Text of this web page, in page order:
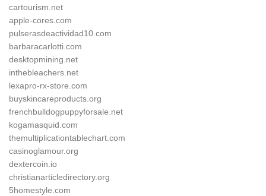
cartourism.net
apple-cores.com
pulserasdeactividad10.com
barbaracarlotti.com
desktopmining.net
inthebleachers.net
lexapro-rx-store.com
buyskincareproducts.org
frenchbulldogpuppyforsale.net
kogamasquid.com
themultiplicationtablechart.com
casinoglamour.org
dextercoin.io
christianarticledirectory.org
5homestyle.com